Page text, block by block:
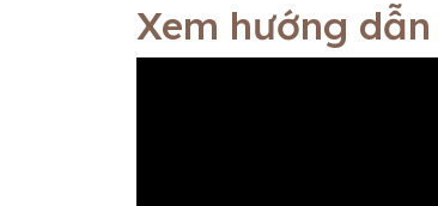
Xem hướng